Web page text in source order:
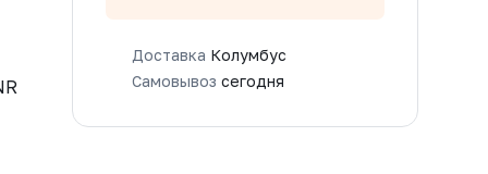
Доставка Колумбус
Самовывоз сегодня